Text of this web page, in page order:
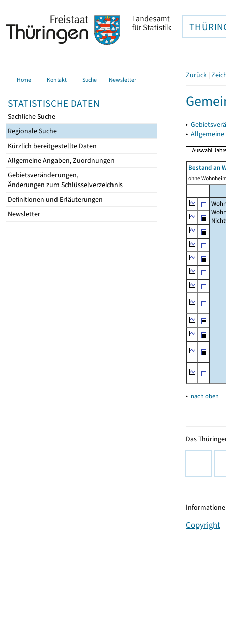
Home Kontakt Suche Newsletter
STATISTISCHE DATEN
Sachliche Suche
Regionale Suche
Kürzlich bereitgestellte Daten
Allgemeine Angaben, Zuordnungen
Gebietsveränderungen,
Änderungen zum Schlüsselverzeichnis
Definitionen und Erläuterungen
Newsletter
Zurück |
▸
▸
Bestand an
ohne
▴ nach oben
Das
Copyright